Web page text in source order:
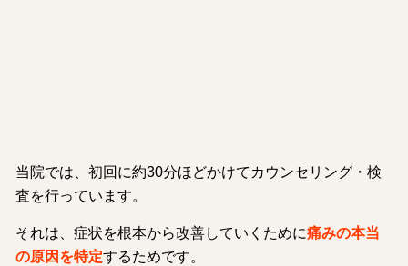
当院では、初回に約30分ほどかけてカウンセリング・検
査を行っています。
それは、症状を根本から改善していくために痛みの本当
の原因を特定するためです。